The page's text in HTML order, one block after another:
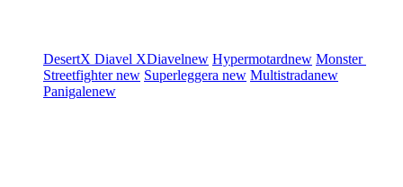
DesertX Diavel XDiavelnew Hypermotardnew Monster
Streetfighternew Superleggera new Multistradanew
Panigalenew